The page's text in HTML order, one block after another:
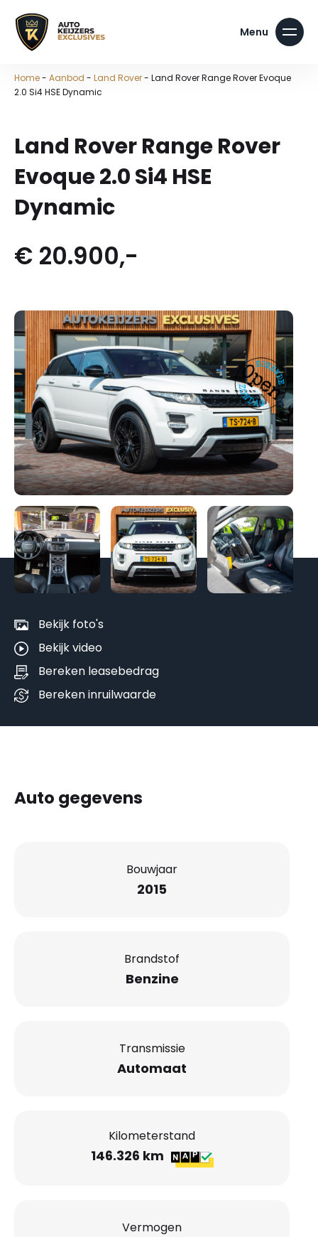
Home- Aanbod - Land Rover- Land Rover Range Rover Evoque
2.0 Si4 HSE Dynamic
Land Rover Range Rover
Evoque 2.0 Si4 HSE
Dynamic
€ 20.900,-
Bekijk foto's
Bekijk video
Bereken leasebedrag
Bereken inruilwaarde
Auto gegevens
Bouwjaar
2015
Brandstof
Benzine
Transmissie
Automaat
Kilometerstand
146.326 km
Vermogen